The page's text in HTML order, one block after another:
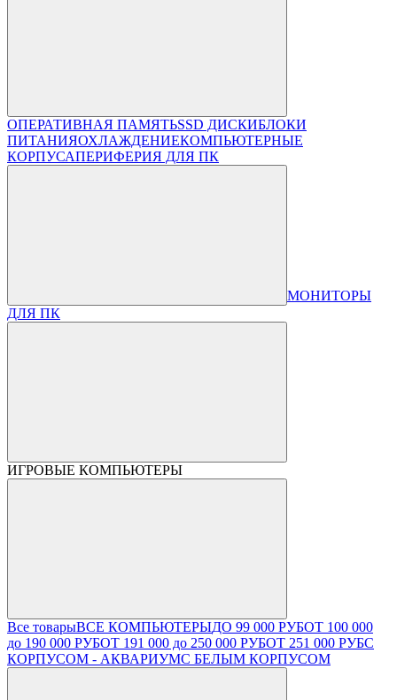
ОПЕРАТИВНАЯ ПАМЯТЬSSD ДИСКИБЛОКИ
ПИТАНИЯОХЛАЖДЕНИЕКОМПЬЮТЕРНЫЕ
КОРПУСАПЕРИФЕРИЯ ДЛЯ ПК
МОНИТОРЫ
ДЛЯ ПК
ИГРОВЫЕ КОМПЬЮТЕРЫ
Все товарыВСЕ КОМПЬЮТЕРЫДО 99 000 РУБОТ 100 000
до 190 000 РУБОТ 191 000 до 250 000 РУБОТ 251 000 РУБС
КОРПУСОМ - АКВАРИУМС БЕЛЫМ КОРПУСОМ